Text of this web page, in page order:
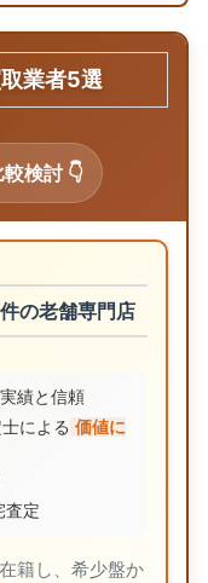
業者5選
検討 👇
の老舗専門店
績と信頼
による 価値に
査定
籍し、希少盤か